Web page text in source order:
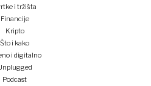
i tržišta
Financije
Kripto
Što i kako
i digitalno
Podcast